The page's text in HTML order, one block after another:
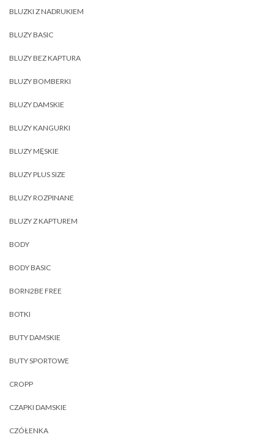
BLUZKI Z NADRUKIEM
BLUZY BASIC
BLUZY BEZ KAPTURA
BLUZY BOMBERKI
BLUZY DAMSKIE
BLUZY KANGURKI
BLUZY MĘSKIE
BLUZY PLUS SIZE
BLUZY ROZPINANE
BLUZY Z KAPTUREM
BODY
BODY BASIC
BORN2BE FREE
BOTKI
BUTY DAMSKIE
BUTY SPORTOWE
CROPP
CZAPKI DAMSKIE
CZÓŁENKA